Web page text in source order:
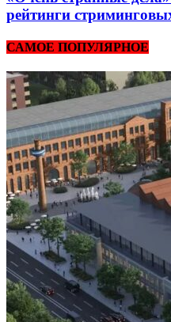
рейтинги
САМОЕ ПОПУЛЯРНОЕ